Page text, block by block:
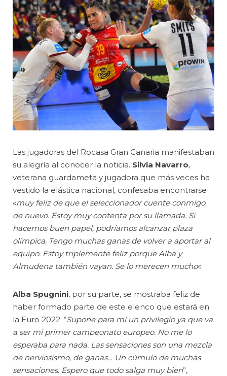
Las jugadoras del Rocasa Gran Canaria manifestaban
su alegría al conocer la noticia. Silvia Navarro,
veterana guardameta y jugadora que más veces ha
vestido la elástica nacional, confesaba encontrarse
«muy feliz de que el seleccionador cuente conmigo
de nuevo. Estoy muy contenta por su llamada. Si
hacemos buen papel, podríamos alcanzar plaza
olímpica. Tengo muchas ganas de volver a aportar al
equipo. Estoy triplemente feliz porque Alba y
Almudena también vayan. Se lo merecen mucho«.
Alba Spugnini, por su parte, se mostraba feliz de
haber formado parte de este elenco que estará en
la Euro 2022. “Supone para mí un privilegio ya que va
a ser mi primer campeonato europeo. No me lo
esperaba para nada. Las sensaciones son una mezcla
de nerviosismo, de ganas… Un cúmulo de muchas
sensaciones. Espero que todo salga muy bien”,